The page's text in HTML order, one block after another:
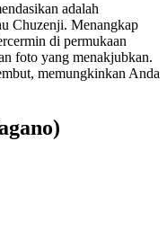
adalah
Chuzenji. Menangkap
di permukaan
foto yang menakjubkan.
memungkinkan Anda